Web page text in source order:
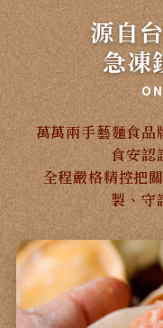
源自
急凍
萬萬兩手藝麵食
食安認
全程嚴格精控把
製、守